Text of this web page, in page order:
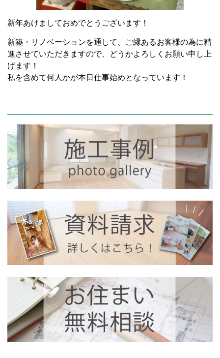
新年あけましておめでとうございます！
新築・リノベーションを通して、ご縁あるお客様の為に精
進させていただきますので、どうかよろしくお願い申し上
げます！
私を含めて何人かが本日仕事始めとなっています！